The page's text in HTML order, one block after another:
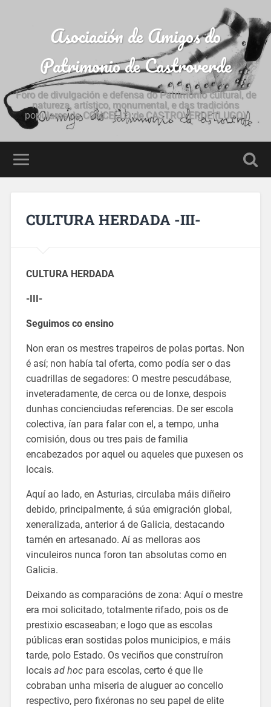
Asociación de Amigos do
Patrimonio de Castroverde
Foro de divulgación e defensa do Patrimonio cultural, de
natureza, artístico, monumental, e das tradicións
populares do CONCELLO de CASTROVERDE (LUGO)
CULTURA HERDADA -III-
CULTURA HERDADA
-III-
Seguimos co ensino
Non eran os mestres trapeiros de polas portas. Non
é así; non había tal oferta, como podía ser o das
cuadrillas de segadores: O mestre pescudábase,
inveteradamente, de cerca ou de lonxe, despois
dunhas concienciudas referencias. De ser escola
colectiva, ían para falar con el, a tempo, unha
comisión, dous ou tres pais de familia
encabezados por aquel ou aqueles que puxesen os
locais.
Aquí ao lado, en Asturias, circulaba máis diñeiro
debido, principalmente, á súa emigración global,
xeneralizada, anterior á de Galicia, destacando
tamén en artesanado. Aí as melloras aos
vinculeiros nunca foron tan absolutas como en
Galicia.
Deixando as comparacións de zona: Aquí o mestre
era moi solicitado, totalmente rifado, pois os de
prestixio escaseaban; e logo que as escolas
públicas eran sostidas polos municipios, e máis
tarde, polo Estado. Os veciños que construíron
locais ad hocpara escolas, certo é que lle
cobraban unha miseria de aluguer ao concello
respectivo, pero fixéronas no seu papel de elite